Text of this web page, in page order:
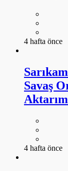
4 hafta önce
Savaş
4 hafta önce